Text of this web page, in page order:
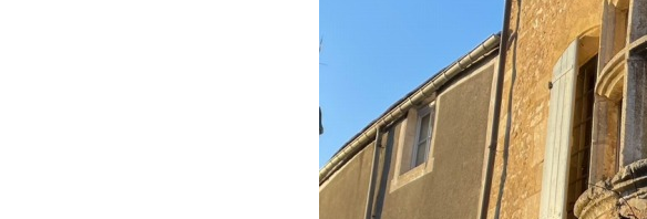
グリーンメンテナンス部門
植栽管理・メンテナンス
高木・特殊伐採＆ケーブリング
植栽リノベーション
インテリアプランツ